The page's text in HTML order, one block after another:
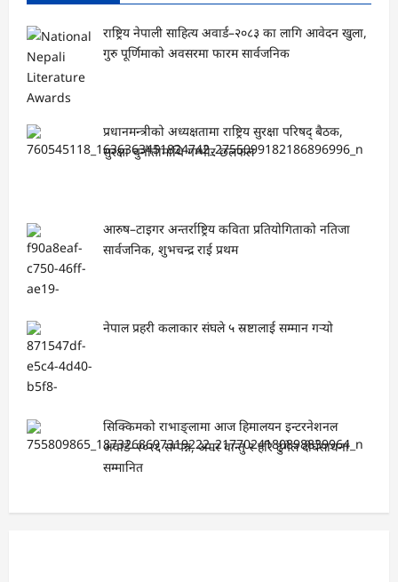
राष्ट्रिय नेपाली साहित्य अवार्ड–२०८३ का लागि आवेदन खुला,
गुरु पूर्णिमाको अवसरमा फारम सार्वजनिक
प्रधानमन्त्रीको अध्यक्षतामा राष्ट्रिय सुरक्षा परिषद् बैठक,
सुरक्षा चुनौतीमाथि गम्भीर छलफल
आरुष–टाइगर अन्तर्राष्ट्रिय कविता प्रतियोगिताको नतिजा
सार्वजनिक, शुभचन्द्र राई प्रथम
नेपाल प्रहरी कलाकार संघले ५ स्रष्टालाई सम्मान गर्‍यो
सिक्किमको राभाङ्लामा आज हिमालयन इन्टरनेशनल
अवार्ड–२०२६ सम्पन्न, अमर वान्तु र हरि ढुंगेल दीर्घसाधना
सम्मानित